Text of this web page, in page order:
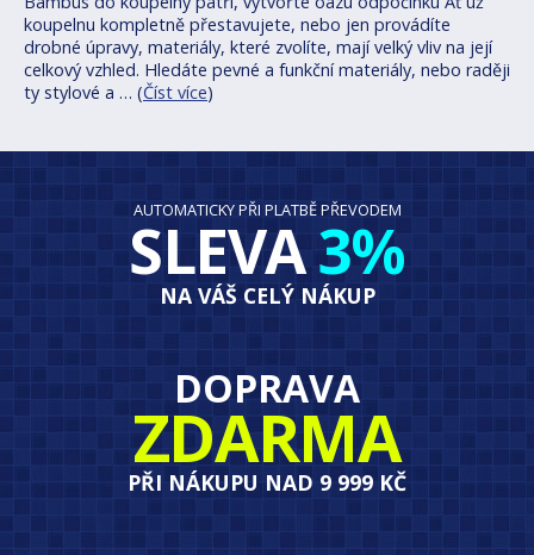
koupelnu kompletně přestavujete, nebo jen provádíte
drobné úpravy, materiály, které zvolíte, mají velký vliv na její
celkový vzhled. Hledáte pevné a funkční materiály, nebo raději
ty stylové a … (Číst více)
AUTOMATICKY PŘI PLATBĚ PŘEVODEM
SLEVA3%
NA VÁŠ CELÝ NÁKUP
DOPRAVA
ZDARMA
PŘI NÁKUPU NAD 9 999 KČ